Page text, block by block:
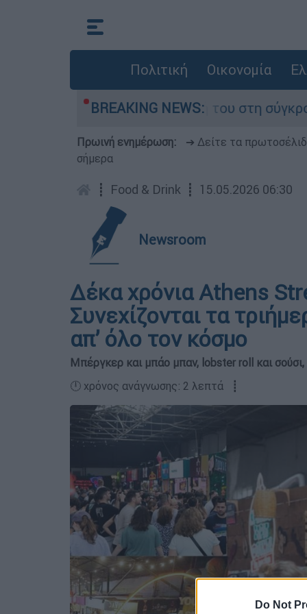
Do Not
Πολιτική Οικονομία
BREAKING NEWS:
που έχασε τη ζωή του στη σύγκρουση
Πρωινή ενημέρωση: ➔ Δείτε τα
σήμερα
┋ Food & Drink ┋ 15.05.2026 06:30
Newsroom
Δέκα χρόνια Athens
Συνεχίζονται τα
απ’ όλο τον κόσμο
Μπέργκερ και μπάο μπαν, lobster roll και
🕛 χρόνος ανάγνωσης: 2 λεπτά ┋